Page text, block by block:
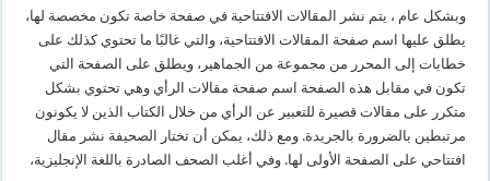
وبشكل عام ، يتم نشر المقالات الافتتاحية في صفحة خاصة تكون مخصصة لها،
يطلق عليها اسم صفحة المقالات الافتتاحية، والتي غالبًا ما تحتوي كذلك على
خطابات إلى المحرر من مجموعة من الجماهير، ويطلق على الصفحة التي
تكون في مقابل هذه الصفحة اسم صفحة مقالات الرأي وهي تحتوي بشكل
متكرر على مقالات قصيرة للتعبير عن الرأي من خلال الكتاب الذين لا يكونون
مرتبطين بالضرورة بالجريدة. ومع ذلك، يمكن أن تختار الصحيفة نشر مقال
افتتاحي على الصفحة الأولى لها. وفي أغلب الصحف الصادرة باللغة الإنجليزية،